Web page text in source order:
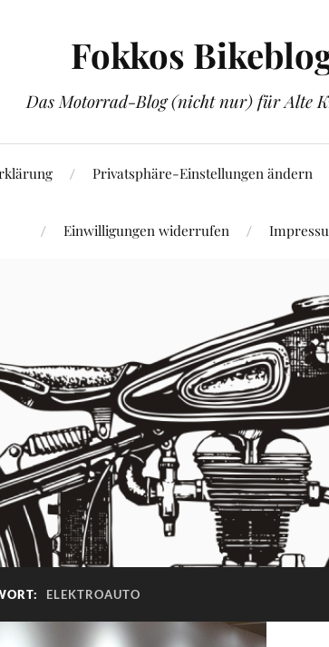
Fokkos
Das Motorrad-Blog (nicht nur) für Alte
Privatsphäre-Einstellungen ändern
Einwilligungen widerrufen
ELEKTROAUTO